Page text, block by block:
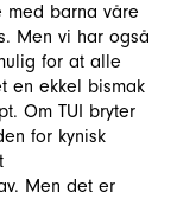
med barna våre
Men vi har også
for at alle
en ekkel bismak
Om TUI bryter
for kynisk
Men det er